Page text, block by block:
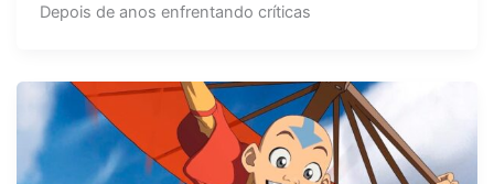
Depois de anos enfrentando críticas